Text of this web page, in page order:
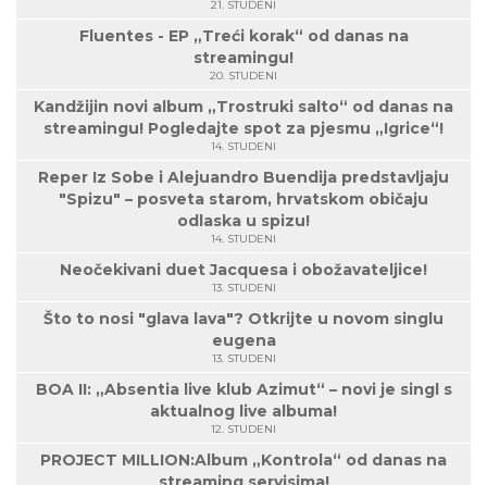
21. STUDENI
Fluentes - EP „Treći korak“ od danas na
streamingu!
20. STUDENI
Kandžijin novi album „Trostruki salto“ od danas na
streamingu! Pogledajte spot za pjesmu „Igrice“!
14. STUDENI
Reper Iz Sobe i Alejuandro Buendija predstavljaju
"Spizu" – posveta starom, hrvatskom običaju
odlaska u spizu!
14. STUDENI
Neočekivani duet Jacquesa i obožavateljice!
13. STUDENI
Što to nosi "glava lava"? Otkrijte u novom singlu
eugena
13. STUDENI
BOA II: „Absentia live klub Azimut“ – novi je singl s
aktualnog live albuma!
12. STUDENI
PROJECT MILLION:Album „Kontrola“ od danas na